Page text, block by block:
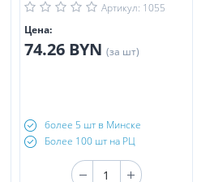
Артикул: 1055
Цена:
74.26 BYN (за шт)
более 5 шт в Минске
Более 100 шт на РЦ